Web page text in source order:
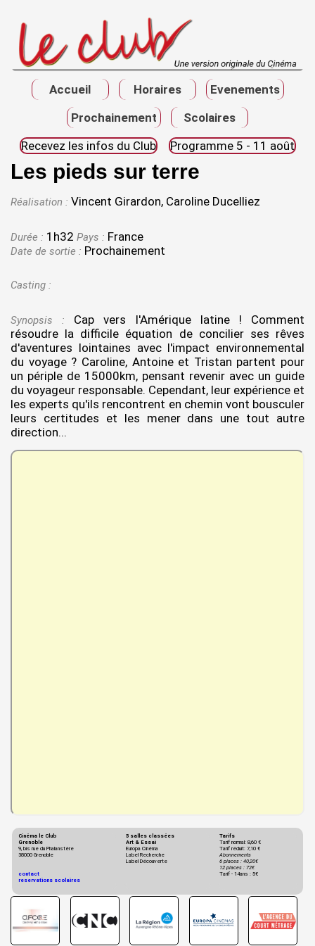
Accueil Horaires
Evenements
Prochainement
Scolaires
Recevez les infos du Club
Programme 5 - 11 août
Les pieds sur terre
Réalisation : Vincent Girardon, Caroline Ducelliez
Durée : 1h32 Pays : France
Date de sortie : Prochainement
Casting :
Synopsis : Cap vers l'Amérique latine ! Comment
résoudre la difficile équation de concilier ses rêves
d'aventures lointaines avec l'impact environnemental
du voyage ? Caroline, Antoine et Tristan partent pour
un périple de 15000km, pensant revenir avec un guide
du voyageur responsable. Cependant, leur expérience et
les experts qu'ils rencontrent en chemin vont bousculer
leurs certitudes et les mener dans une tout autre
direction...
Cinéma le Club
Grenoble
9, bis rue du Phalanstère
38000 Grenoble
contact
reservations scolaires
5 salles classées
Art & Essai
Europa Cinéma
Label Recherche
Label Découverte
Tarifs
Tarif normal: 8,60 €
Tarif réduit: 7,10 €
Abonnements
6 places : 40,20€
12 places : 72€
Tarif - 14ans : 5€